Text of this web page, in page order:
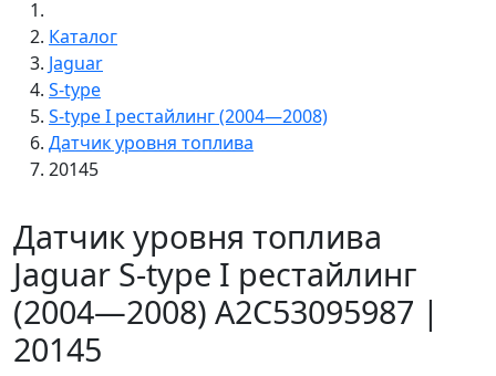
Каталог
Jaguar
S-type
S-type I рестайлинг (2004—2008)
Датчик уровня топлива
20145
Датчик уровня топлива
Jaguar S-type I рестайлинг
(2004—2008) A2C53095987 |
20145